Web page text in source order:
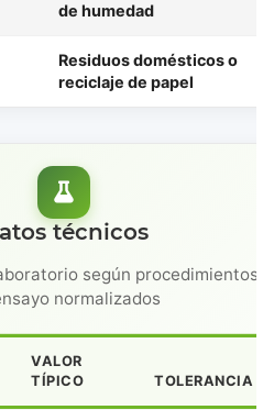
de humedad
Residuos domésticos o
reciclaje de papel
técnicos
según procedimientos
normalizados
VALOR
TÍPICO
TOLERANCIA